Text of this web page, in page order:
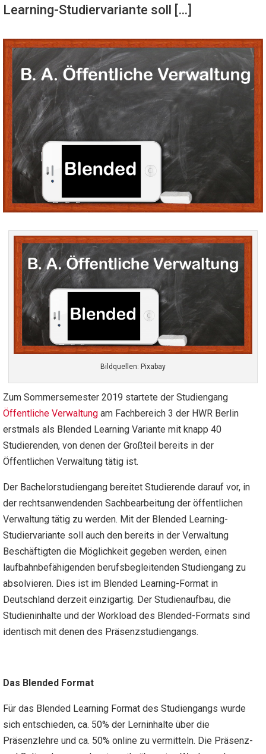
Learning-Studiervariante soll […]
Bildquellen: Pixabay
Zum Sommersemester 2019 startete der Studiengang
Öffentliche Verwaltung am Fachbereich 3 der HWR Berlin
erstmals als Blended Learning Variante mit knapp 40
Studierenden, von denen der Großteil bereits in der
Öffentlichen Verwaltung tätig ist.
Der Bachelorstudiengang bereitet Studierende darauf vor, in
der rechtsanwendenden Sachbearbeitung der öffentlichen
Verwaltung tätig zu werden. Mit der Blended Learning-
Studiervariante soll auch den bereits in der Verwaltung
Beschäftigten die Möglichkeit gegeben werden, einen
laufbahnbefähigenden berufsbegleitenden Studiengang zu
absolvieren. Dies ist im Blended Learning-Format in
Deutschland derzeit einzigartig. Der Studienaufbau, die
Studieninhalte und der Workload des Blended-Formats sind
identisch mit denen des Präsenzstudiengangs.
Das Blended Format
Für das Blended Learning Format des Studiengangs wurde
sich entschieden, ca. 50% der Lerninhalte über die
Präsenzlehre und ca. 50% online zu vermitteln. Die Präsenz-